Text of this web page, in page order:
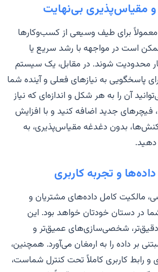
مقیاس‌پذیری بی‌نهایت
برای طیف وسیعی از کسب‌وکارها
است در مواجهه با رشد سریع یا
محدودیت شوند. در مقابل، یک سیستم
پاسخگویی به نیازهای فعلی و آینده شما
آن را به هر شکل و اندازه‌ای که نیاز
فیچرهای جدید اضافه کنید و با افزایش
بدون دغدغه مقیاس‌پذیری، به
دهید.
و تجربه کاربری
مالکیت کامل داده‌های مشتریان و
در دستان خودتان خواهد بود. این
دقیق‌تر، شخصی‌سازی‌های عمیق‌تر و
بر داده را به ارمغان می‌آورد. همچنین،
و رابط کاربری کاملاً تحت کنترل شماست،